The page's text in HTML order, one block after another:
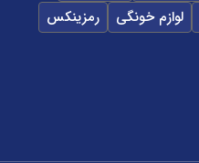
لوازم خونگی رمزینکس